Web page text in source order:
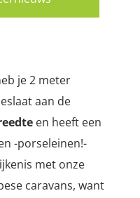
je 2 meter
aan de
en heeft een
-porseleinen!-
met onze
caravans, want